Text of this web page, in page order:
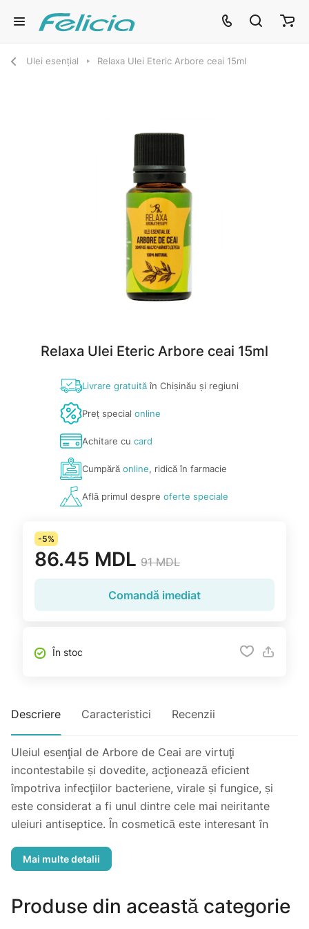
Ulei esențial Relaxa Ulei Eteric Arbore ceai 15ml
Relaxa Ulei Eteric Arbore ceai 15ml
Livrare gratuităîn Chișinău și regiuni
Preț special online
Achitare cu card
Cumpărăonline, ridică în farmacie
Află primul despre oferte speciale
-5%
86.45 MDL 91 MDL
Comandă imediat
În stoc
Descriere Caracteristici Recenzii
Uleiul esenţial de Arbore de Ceai are virtuţi
incontestabile și dovedite, acţionează eficient
împotriva infecţiilor bacteriene, virale și fungice, și
este considerat a fi unul dintre cele mai neiritante
uleiuri antiseptice. În cosmetică este interesant în
de acnee, rozacee, acnee juvenilă - preventiv sau
intimă dar și cea orală.
Produse din această categorie